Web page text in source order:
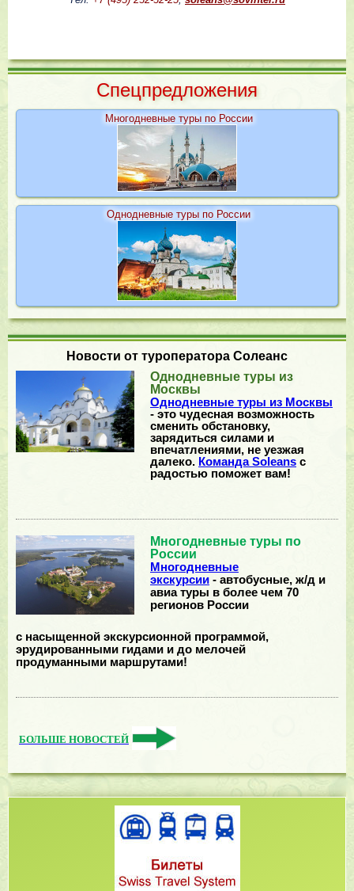
Cпецпредложения
Многодневные туры по России
Однодневные туры по России
Новости от туроператора Солеанс
Однодневные туры из
Москвы
Однодневные туры из Москвы
- это чудесная возможность
сменить обстановку,
зарядиться силами и
впечатлениями, не уезжая
далеко. Команда Soleans с
радостью поможет вам!
Многодневные туры по
России
Многодневные
экскурсии - автобусные, ж/д и
авиа туры в более чем 70
регионов России
с насыщенной экскурсионной программой,
эрудированными гидами и до мелочей
продуманными маршрутами!
БОЛЬШЕ НОВОСТЕЙ